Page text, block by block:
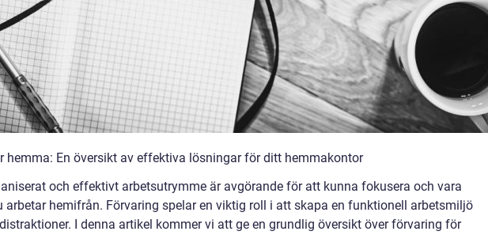
hemma: En översikt av effektiva lösningar för ditt hemmakontor
och effektivt arbetsutrymme är avgörande för att kunna fokusera och vara
arbetar hemifrån. Förvaring spelar en viktig roll i att skapa en funktionell arbetsmiljö
I denna artikel kommer vi att ge en grundlig översikt över förvaring för